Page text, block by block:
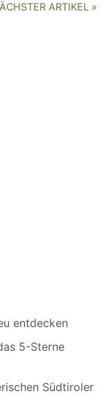
ARTIKEL »
entdecken
5-Sterne
Südtiroler